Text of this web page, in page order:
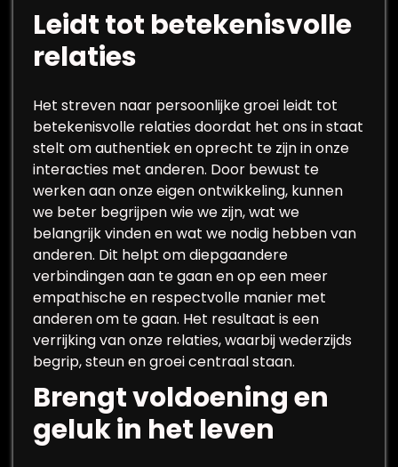
Leidt tot betekenisvolle
relaties
Het streven naar persoonlijke groei leidt tot
betekenisvolle relaties doordat het ons in staat
stelt om authentiek en oprecht te zijn in onze
interacties met anderen. Door bewust te
werken aan onze eigen ontwikkeling, kunnen
we beter begrijpen wie we zijn, wat we
belangrijk vinden en wat we nodig hebben van
anderen. Dit helpt om diepgaandere
verbindingen aan te gaan en op een meer
empathische en respectvolle manier met
anderen om te gaan. Het resultaat is een
verrijking van onze relaties, waarbij wederzijds
begrip, steun en groei centraal staan.
Brengt voldoening en
geluk in het leven